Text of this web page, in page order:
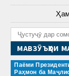
МАВЗӮЪҲОИ
Паёми
Раҳмон ба